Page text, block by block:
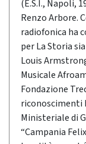
(E.S.I., Napoli,
Renzo Arbore.
radiofonica ha
per La Storia
Louis
Musicale
Fondazione
riconoscimenti
Ministeriale di
“Campania